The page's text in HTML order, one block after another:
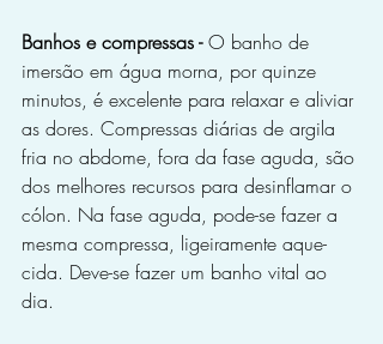
Banhos e compressas - O banho de
imersão em água morna, por quinze
minutos, é excelente para relaxar e aliviar
as dores. Compressas diárias de argila
fria no abdome, fora da fase aguda, são
dos melhores recursos para desinflamar o
cólon. Na fase aguda, pode-se fazer a
mesma compressa, ligeiramente aque­
cida. Deve-se fazer um banho vital ao
dia.